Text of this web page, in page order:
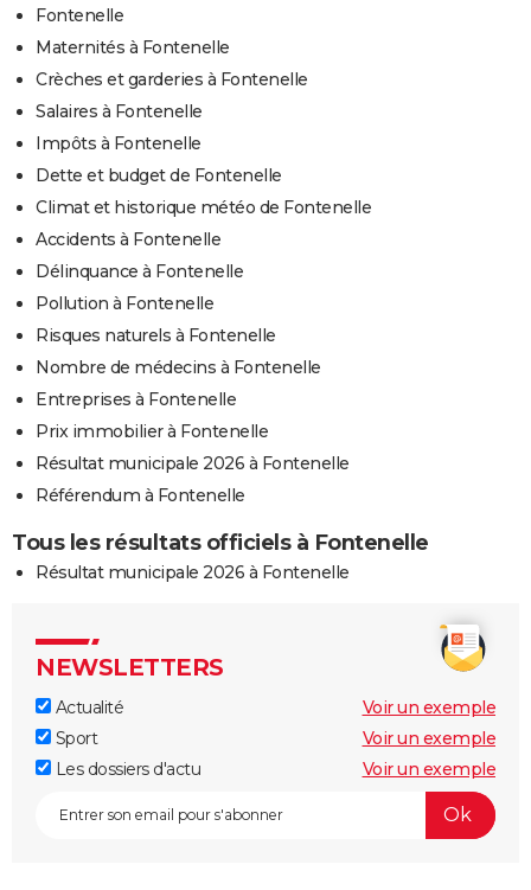
Fontenelle
Maternités à Fontenelle
Crèches et garderies à Fontenelle
Salaires à Fontenelle
Impôts à Fontenelle
Dette et budget de Fontenelle
Climat et historique météo de Fontenelle
Accidents à Fontenelle
Délinquance à Fontenelle
Pollution à Fontenelle
Risques naturels à Fontenelle
Nombre de médecins à Fontenelle
Entreprises à Fontenelle
Prix immobilier à Fontenelle
Résultat municipale 2026 à Fontenelle
Référendum à Fontenelle
Tous les résultats officiels à Fontenelle
Résultat municipale 2026 à Fontenelle
NEWSLETTERS
Actualité
Voir un exemple
Sport
Voir un exemple
Les dossiers d'actu
Voir un exemple